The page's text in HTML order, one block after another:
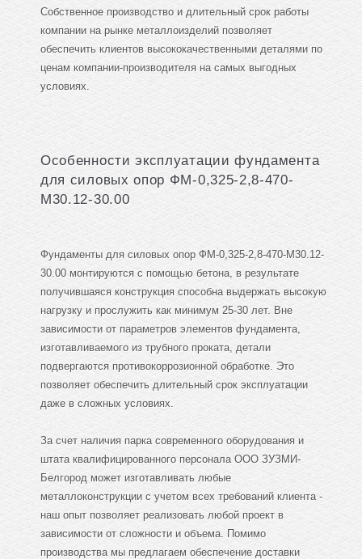
Собственное производство и длительный срок работы
компании на рынке металлоизделий позволяет
обеспечить клиентов высококачественными деталями по
ценам компании-производителя на самых выгодных
условиях.
Особенности эксплуатации фундамента
для силовых опор ФМ-0,325-2,8-470-
М30.12-30.00
Фундаменты для силовых опор ФМ-0,325-2,8-470-М30.12-
30.00 монтируются с помощью бетона, в результате
получившаяся конструкция способна выдержать высокую
нагрузку и прослужить как минимум 25-30 лет. Вне
зависимости от параметров элементов фундамента,
изготавливаемого из трубного проката, детали
подвергаются противокоррозионной обработке. Это
позволяет обеспечить длительный срок эксплуатации
даже в сложных условиях.
За счет наличия парка современного оборудования и
штата квалифицированного персонала ООО ЗУЗМИ-
Белгород может изготавливать любые
металлоконструкции с учетом всех требований клиента -
наш опыт позволяет реализовать любой проект в
зависимости от сложности и объема. Помимо
производства мы предлагаем обеспечение доставки